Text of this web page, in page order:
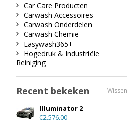
Car Care Producten
Carwash Accessoires
Carwash Onderdelen
Carwash Chemie
Easywash365+
Hogedruk & Industriële
Reiniging
Recent bekeken Wissen
Illuminator 2
€2.576,00